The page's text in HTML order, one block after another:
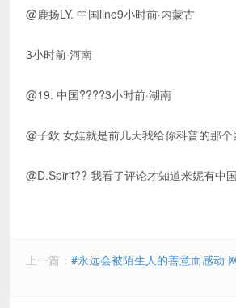
@鹿扬LY. 中国line9小时前·内蒙古
3小时前·河南
@19. 中国????3小时前·湖南
@子欽 女娃就是前几天我给你科普的那
@D.Spirit?? 我看了评论才知道米妮有中
上一篇： #永远会被陌生人的善意而感动